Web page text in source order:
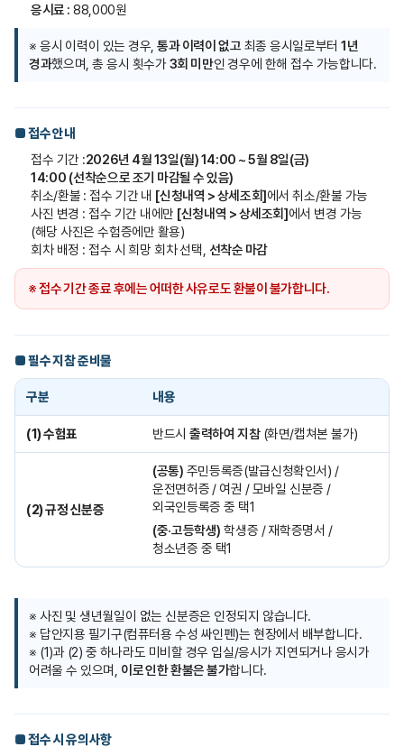
응시료 : 88,000원
※ 응시 이력이 있는 경우,통과 이력이 없고 최종 응시일로부터1년
경과했으며, 총 응시 횟수가 3회 미만인 경우에 한해 접수 가능합니다.
■ 접수 안내
접수 기간 :2026년 4월 13일(월) 14:00 ~ 5월 8일(금)
14:00 (선착순으로 조기 마감될 수 있음)
취소/환불 : 접수 기간 내 [신청내역 > 상세조회]에서 취소/환불 가능
사진 변경 : 접수 기간 내에만 [신청내역 > 상세조회]에서 변경 가능
(해당 사진은 수험증에만 활용)
회차 배정 : 접수 시 희망 회차 선택, 선착순 마감
※ 접수 기간 종료 후에는 어떠한 사유로도 환불이 불가합니다.
■ 필수 지참 준비물
구분 내용
(1) 수험표 반드시출력하여 지참(화면/캡쳐본 불가)
(2) 규정 신분증
(공통) 주민등록증(발급신청확인서) /
운전면허증 / 여권 / 모바일 신분증 /
외국인등록증 중 택1
(중·고등학생) 학생증 / 재학증명서 /
청소년증 중 택1
※ 사진 및 생년월일이 없는 신분증은 인정되지 않습니다.
※ 답안지용 필기구(컴퓨터용 수성 싸인펜)는 현장에서 배부합니다.
※ (1)과 (2) 중 하나라도 미비할 경우 입실/응시가 지연되거나 응시가
어려울 수 있으며, 이로 인한 환불은 불가합니다.
■ 접수 시 유의사항